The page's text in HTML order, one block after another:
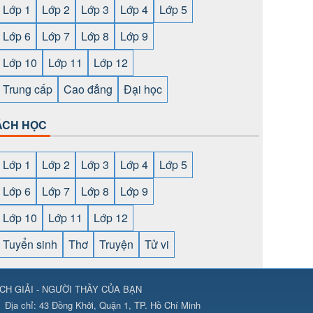
Lớp 1 Lớp 2 Lớp 3 Lớp 4
Lớp 5
Lớp 6
Lớp 7 Lớp 8
Lớp 9
Lớp 10
Lớp 11
Lớp 12
Trung cấp
Cao đẳng Đại học
HỌC
Lớp 1 Lớp 2 Lớp 3 Lớp 4
Lớp 5
Lớp 6
Lớp 7 Lớp 8
Lớp 9
Lớp 10
Lớp 11
Lớp 12
Tuyển sinh
Thơ Truyện Tử vi
789club24.com/⇔ https://bomwin.tech/
GIẢI - NGƯỜI THẦY CỦA BẠN
Địa chỉ: 43 Đồng Khởi, Quận 1, TP. Hồ Chí Minh